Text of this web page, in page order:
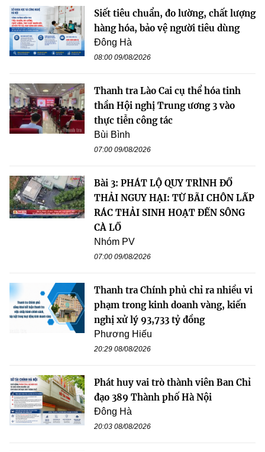
Siết tiêu chuẩn, đo lường, chất lượng
hàng hóa, bảo vệ người tiêu dùng
Đông Hà
08:00 09/08/2026
Thanh tra Lào Cai cụ thể hóa tinh
thần Hội nghị Trung ương 3 vào
thực tiễn công tác
Bùi Bình
07:00 09/08/2026
Bài 3: PHÁT LỘ QUY TRÌNH ĐỔ
THẢI NGUY HẠI: TỪ BÃI CHÔN LẤP
RÁC THẢI SINH HOẠT ĐẾN SÔNG
CÀ LỒ
Nhóm PV
07:00 09/08/2026
Thanh tra Chính phủ chỉ ra nhiều vi
phạm trong kinh doanh vàng, kiến
nghị xử lý 93,733 tỷ đồng
Phương Hiếu
20:29 08/08/2026
Phát huy vai trò thành viên Ban Chỉ
đạo 389 Thành phố Hà Nội
Đông Hà
20:03 08/08/2026